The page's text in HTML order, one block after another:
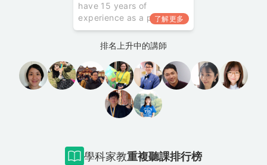
have 15 years of
experience as a private
tutor. I have taught
students with a wide
range of academic
strengths, from childre
了解更多
排名上升中的講師
學科家教重複聽課排行榜